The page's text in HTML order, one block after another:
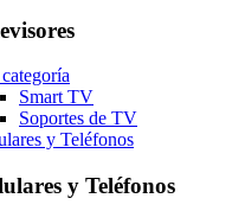
Smart TV
Soportes de TV
y Teléfonos
y Teléfonos